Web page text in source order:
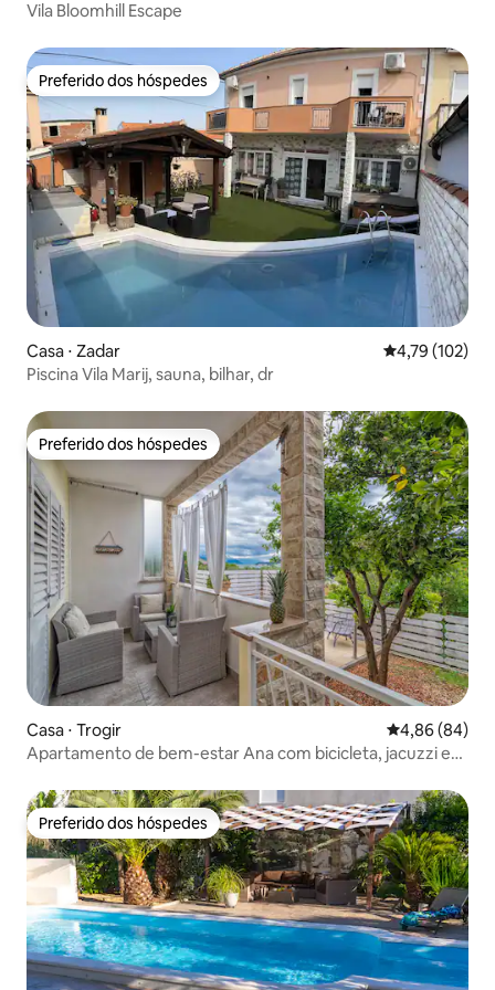
Vila Bloomhill Escape
Preferido dos hóspedes
Preferido dos hóspedes
Casa ⋅ Zadar 4,79 de uma
4,79 (102)
Piscina Vila Marij, sauna, bilhar, dr
Preferido dos hóspedes
Preferido dos hóspedes
Casa ⋅ Trogir 4,86 de uma
4,86 (84)
Apartamento de bem-estar Ana com bicicleta, jacuzzi e
Preferido dos hóspedes
Preferido dos hóspedes